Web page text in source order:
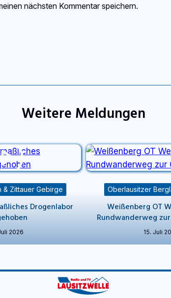
nächsten Kommentar speichern.
Weitere Meldungen
& Zittauer Gebirge
Drogenlabor
2026
Oberlausitzer
Weißenberg OT
Rundwanderweg
15. Juli